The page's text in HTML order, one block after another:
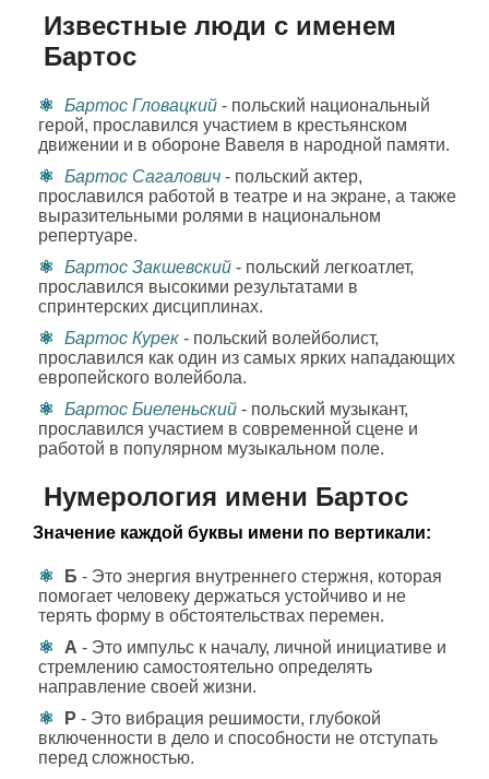
Известные люди с именем
Бартос
Бартос Гловацкий - польский национальный
герой, прославился участием в крестьянском
движении и в обороне Вавеля в народной памяти.
Бартос Сагалович - польский актер,
прославился работой в театре и на экране, а также
выразительными ролями в национальном
репертуаре.
Бартос Закшевский - польский легкоатлет,
прославился высокими результатами в
спринтерских дисциплинах.
Бартос Курек - польский волейболист,
прославился как один из самых ярких нападающих
европейского волейбола.
Бартос Биеленьский - польский музыкант,
прославился участием в современной сцене и
работой в популярном музыкальном поле.
Нумерология имени Бартос
Значение каждой буквы имени по вертикали:
Б - Это энергия внутреннего стержня, которая
помогает человеку держаться устойчиво и не
терять форму в обстоятельствах перемен.
А - Это импульс к началу, личной инициативе и
стремлению самостоятельно определять
направление своей жизни.
Р - Это вибрация решимости, глубокой
включенности в дело и способности не отступать
перед сложностью.